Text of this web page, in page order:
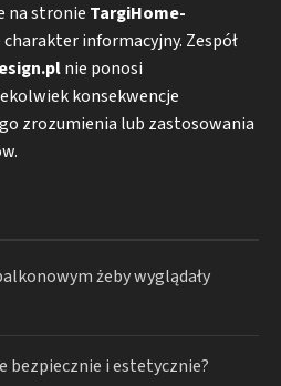
na stronie TargiHome-
charakter informacyjny. Zespół
nie ponosi
konsekwencje
zrozumienia lub zastosowania
żeby wyglądały
bezpiecznie i estetycznie?